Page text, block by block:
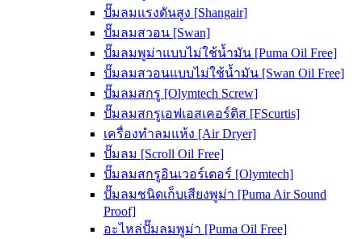
ปั๊มลมแรงดันสูง [Shangair]
ปั๊มลมสวอน [Swan]
ปั๊มลมพูม่าแบบไม่ใช้น้ำมัน [Puma Oil Free]
ปั๊มลมสวอนแบบไม่ใช้น้ำมัน [Swan Oil Free]
ปั๊มลมสกรู [Olymtech Screw]
ปั๊มลมสกรูเอฟเอสเคอร์ติส [FScurtis]
เครื่องทำลมแห้ง [Air Dryer]
ปั๊มลม [Scroll Oil Free]
ปั๊มลมสกรูอินเวอร์เตอร์ [Olymtech]
ปั๊มลมชนิดเก็บเสียงพูม่า [Puma Air Sound
Proof]
อะไหล่ปั๊มลมพูม่า [Puma Oil Free]